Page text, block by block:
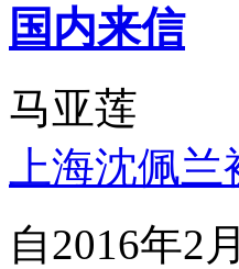
国内来信
马亚莲
上海沈佩
自2016年2